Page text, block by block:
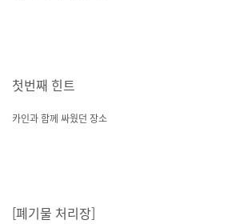
첫번째 힌트
카인과 함께 싸웠던 장소
[폐기물 처리장]